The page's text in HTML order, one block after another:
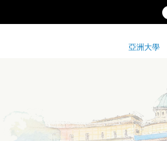
亞洲大學